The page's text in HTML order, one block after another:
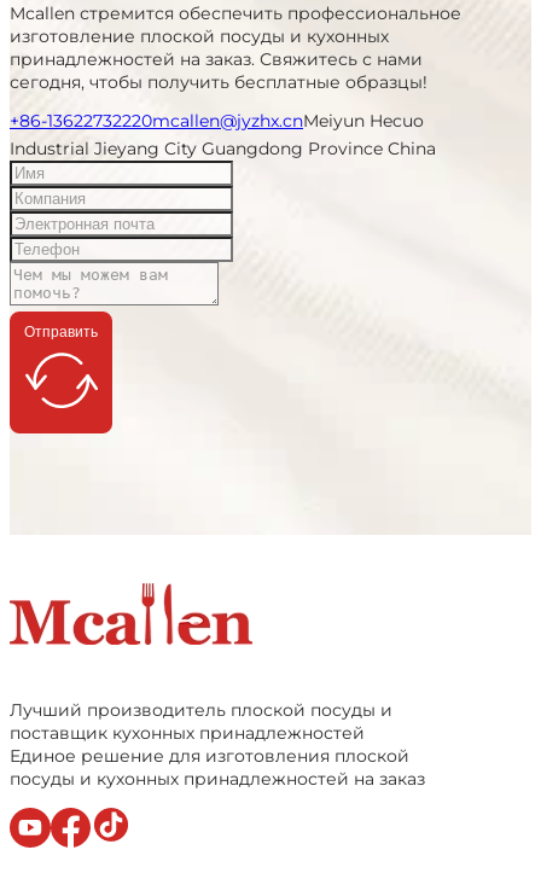
Mcallen стремится обеспечить профессиональное
изготовление плоской посуды и кухонных
принадлежностей на заказ. Свяжитесь с нами
сегодня, чтобы получить бесплатные образцы!
+86-13622732220mcallen@jyzhx.cnMeiyun Hecuo
Industrial Jieyang City Guangdong Province China
Отправить
Лучший производитель плоской посуды и
поставщик кухонных принадлежностей
Единое решение для изготовления плоской
посуды и кухонных принадлежностей на заказ